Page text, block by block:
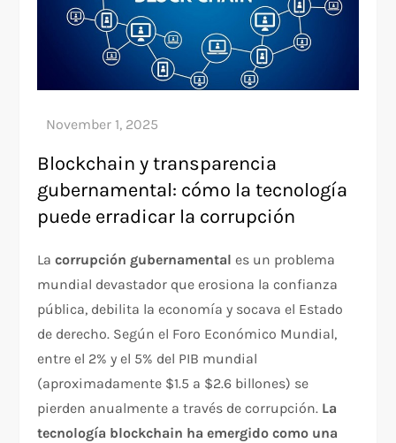
Blockchain y transparencia
gubernamental: cómo la tecnología
puede erradicar la corrupción
Lacorrupción gubernamental es un problema
mundial devastador que erosiona la confianza
pública, debilita la economía y socava el Estado
de derecho. Según el Foro Económico Mundial,
entre el 2% y el 5% del PIB mundial
(aproximadamente $1.5 a $2.6 billones) se
pierden anualmente a través de corrupción. La
tecnología blockchain ha emergido como una